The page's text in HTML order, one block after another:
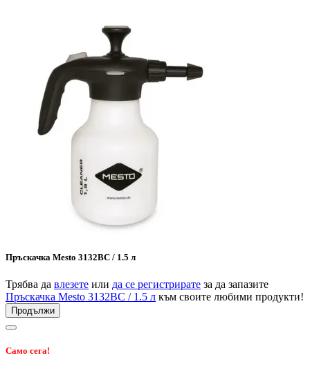
Пръскачка Mesto 3132BC / 1.5 л
Трябва да влезете или да се регистрирате за да запазите
Пръскачка Mesto 3132BC / 1.5 л към своите любими продукти!
Продължи
Само сега!